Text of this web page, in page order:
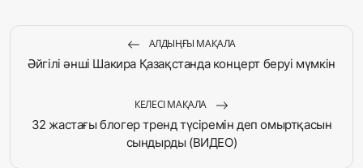
АЛДЫҢҒЫ МАҚАЛА
Әйгілі әнші Шакира Қазақстанда концерт беруі мүмкін
КЕЛЕСІ МАҚАЛА
32 жастағы блогер тренд түсіремін деп омыртқасын
сындырды (ВИДЕО)